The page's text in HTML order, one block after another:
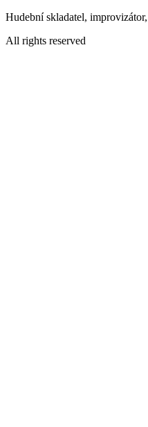
Přejít
obsahu
Hudební skladatel,
All rights reserved